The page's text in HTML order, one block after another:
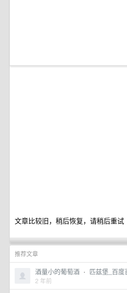
文章比较旧，稍后恢复，请稍后重试
推荐文章
酒量小的葡萄酒 · 匹兹堡_百度
2 年前